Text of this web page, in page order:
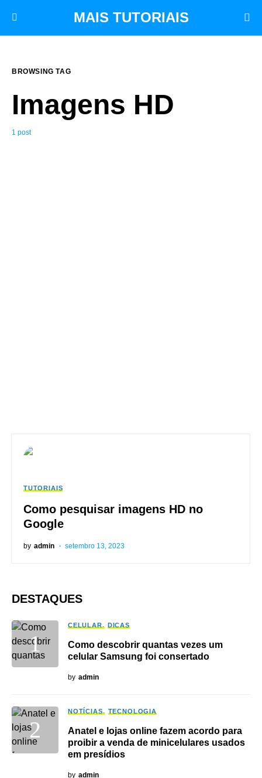
MAIS TUTORIAIS
BROWSING TAG
Imagens HD
1 post
TUTORIAIS
Como pesquisar imagens HD no
Google
by admin setembro 13, 2023
DESTAQUES
CELULAR DICAS
Como descobrir quantas vezes um
celular Samsung foi consertado
by admin
NOTÍCIAS TECNOLOGIA
Anatel e lojas online fazem acordo para
proibir a venda de minicelulares usados
em presídios
by admin